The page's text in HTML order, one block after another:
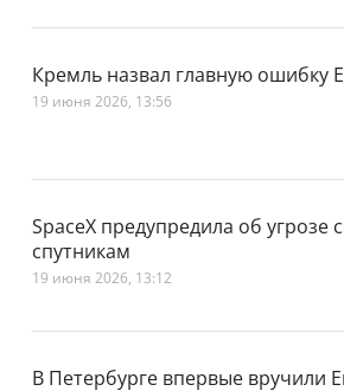
Кремль назвал главную ошибку
19 июня 2026, 13:56
SpaceX предупредила об
спутникам
19 июня 2026, 13:12
В Петербурге впервые вручили